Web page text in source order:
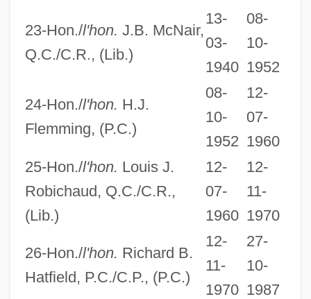
23-Hon./l'hon. J.B. McNair,
Q.C./C.R., (Lib.)
13-
03-
1940
08-
10-
1952
24-Hon./l'hon. H.J.
Flemming, (P.C.)
08-
10-
1952
12-
07-
1960
25-Hon./l'hon. Louis J.
Robichaud, Q.C./C.R.,
(Lib.)
12-
07-
1960
12-
11-
1970
26-Hon./l'hon. Richard B.
Hatfield, P.C./C.P., (P.C.)
12-
11-
1970
27-
10-
1987
The Loons By Margaret Laurence, 1970
The Lookout